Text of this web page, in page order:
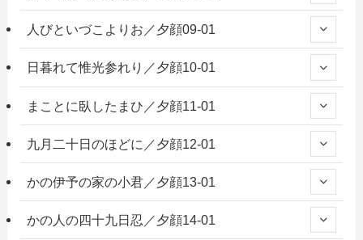
人びといづこよりお／夕顔09-01
日暮れて惟光参れり／夕顔10-01
まことに臥したまひ／夕顔11-01
九月二十日のほどに／夕顔12-01
かの伊予の家の小君／夕顔13-01
かの人の四十九日忍／夕顔14-01